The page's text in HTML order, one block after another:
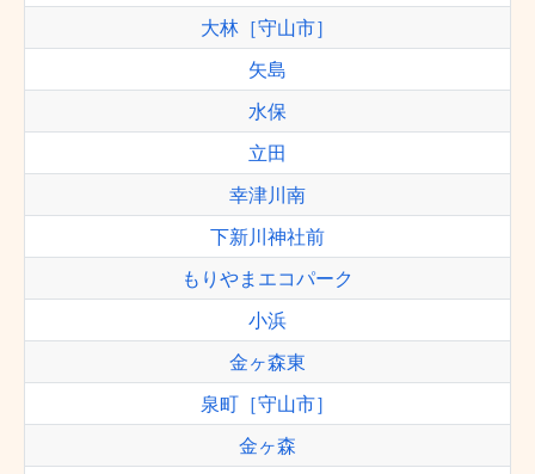
大林［守山市］
矢島
水保
立田
幸津川南
下新川神社前
もりやまエコパーク
小浜
金ヶ森東
泉町［守山市］
金ヶ森